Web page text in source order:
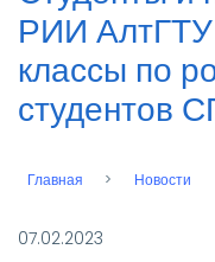
РИИ
классы по
студентов
Строка
Главная Новости
07.02.2023